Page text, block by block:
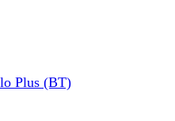
Plus (BT)